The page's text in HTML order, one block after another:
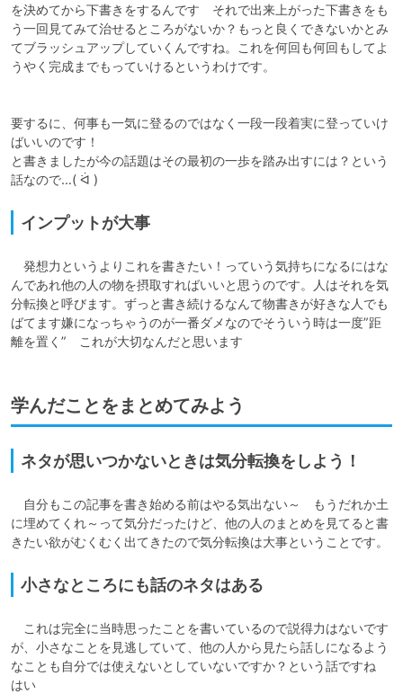
を決めてから下書きをするんです　それで出来上がった下書きをも
う一回見てみて治せるところがないか？もっと良くできないかとみ
てブラッシュアップしていくんですね。これを何回も何回もしてよ
うやく完成までもっていけるというわけです。
要するに、何事も一気に登るのではなく一段一段着実に登っていけ
ばいいのです！
と書きましたが今の話題はその最初の一歩を踏み出すには？という
話なので…( ᐛ )
インプットが大事
発想力というよりこれを書きたい！っていう気持ちになるにはな
んであれ他の人の物を摂取すればいいと思うのです。人はそれを気
分転換と呼びます。ずっと書き続けるなんて物書きが好きな人でも
ばてます嫌になっちゃうのが一番ダメなのでそういう時は一度”距
離を置く”　これが大切なんだと思います
学んだことをまとめてみよう
ネタが思いつかないときは気分転換をしよう！
自分もこの記事を書き始める前はやる気出ない～　もうだれか土
に埋めてくれ～って気分だったけど、他の人のまとめを見てると書
きたい欲がむくむく出てきたので気分転換は大事ということです。
小さなところにも話のネタはある
これは完全に当時思ったことを書いているので説得力はないです
が、小さなことを見逃していて、他の人から見たら話しになるよう
なことも自分では使えないとしていないですか？という話ですね
はい